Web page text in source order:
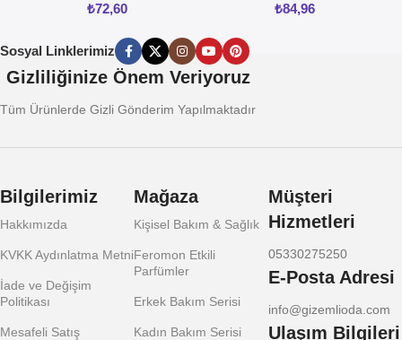
₺72,60 ₺84,96
Sosyal Linklerimiz
Gizliliğinize Önem Veriyoruz
Tüm Ürünlerde Gizli Gönderim Yapılmaktadır
Bilgilerimiz
Hakkımızda
KVKK Aydınlatma Metni
İade ve Değişim
Politikası
Mesafeli Satış
Mağaza
Kişisel Bakım & Sağlık
Feromon Etkili
Parfümler
Erkek Bakım Serisi
Kadın Bakım Serisi
Müşteri
Hizmetleri
05330275250
E-Posta Adresi
info@gizemlioda.com
Ulaşım Bilgileri